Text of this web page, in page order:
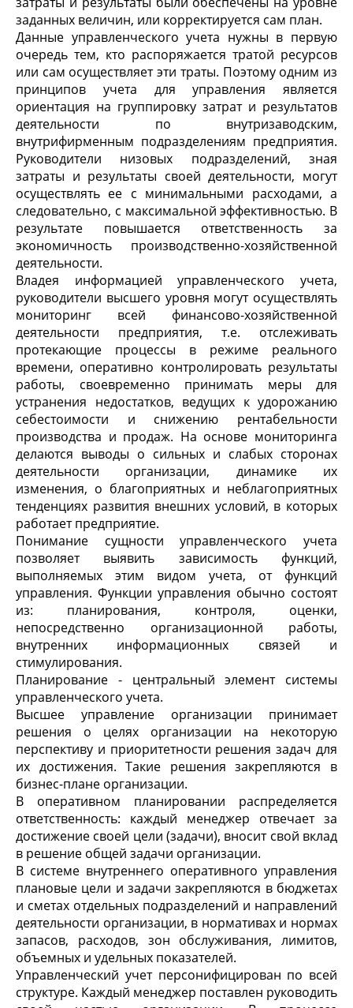
заданных величин, или корректируется сам план.
Данные управленческого учета нужны в первую
очередь тем, кто распоряжается тратой ресурсов
или сам осуществляет эти траты. Поэтому одним из
принципов учета для управления является
ориентация на группировку затрат и результатов
деятельности по внутризаводским,
внутрифирменным подразделениям предприятия.
Руководители низовых подразделений, зная
затраты и результаты своей деятельности, могут
осуществлять ее с минимальными расходами, а
следовательно, с максимальной эффективностью. В
результате повышается ответственность за
экономичность производственно-хозяйственной
деятельности.
Владея информацией управленческого учета,
руководители высшего уровня могут осуществлять
мониторинг всей финансово-хозяйственной
деятельности предприятия, т.е. отслеживать
протекающие процессы в режиме реального
времени, оперативно контролировать результаты
работы, своевременно принимать меры для
устранения недостатков, ведущих к удорожанию
себестоимости и снижению рентабельности
производства и продаж. На основе мониторинга
делаются выводы о сильных и слабых сторонах
деятельности организации, динамике их
изменения, о благоприятных и неблагоприятных
тенденциях развития внешних условий, в которых
работает предприятие.
Понимание сущности управленческого учета
позволяет выявить зависимость функций,
выполняемых этим видом учета, от функций
управления. Функции управления обычно состоят
из: планирования, контроля, оценки,
непосредственно организационной работы,
внутренних информационных связей и
стимулирования.
Планирование - центральный элемент системы
управленческого учета.
Высшее управление организации принимает
решения о целях организации на некоторую
перспективу и приоритетности решения задач для
их достижения. Такие решения закрепляются в
бизнес-плане организации.
В оперативном планировании распределяется
ответственность: каждый менеджер отвечает за
достижение своей цели (задачи), вносит свой вклад
в решение общей задачи организации.
В системе внутреннего оперативного управления
плановые цели и задачи закрепляются в бюджетах
и сметах отдельных подразделений и направлений
деятельности организации, в нормативах и нормах
запасов, расходов, зон обслуживания, лимитов,
объемных и удельных показателей.
Управленческий учет персонифицирован по всей
структуре. Каждый менеджер поставлен руководить